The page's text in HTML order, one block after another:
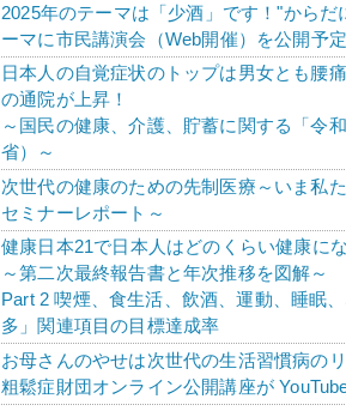
2025年のテーマは「少酒」です！"から
ーマに市民講演会（Web開催）を公開予定
日本人の自覚症状のトップは男女とも腰
の通院が上昇！
～国民の健康、介護、貯蓄に関する「令
省）～
次世代の健康のための先制医療～いま私
セミナーレポート～
健康日本21で日本人はどのくらい健康に
～第二次最終報告書と年次推移を図解～
Part 2 喫煙、食生活、飲酒、運動、睡眠
多」関連項目の目標達成率
お母さんのやせは次世代の生活習慣病の
粗鬆症財団オンライン公開講座が